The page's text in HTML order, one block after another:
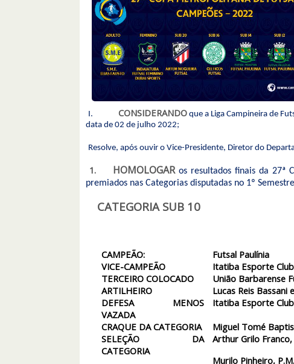
I. CONSIDERANDOque a Liga Campineira de
data de 02 de julho 2022;
Resolve, após ouvir o Vice-Presidente, Diretor do
1. HOMOLOGAR os resultados finais da 27ª
premiados nas Categorias disputadas no 1º
CATEGORIA SUB 10
CAMPEÃO:
Futsal Paulínia
VICE-CAMPEÃO
Itatiba Esporte
TERCEIRO COLOCADO
União Barbarense
ARTILHEIRO
Lucas Reis Bassani
DEFESA MENOS
VAZADA
Itatiba Esporte
CRAQUE DA CATEGORIA
Miguel Tomé
SELEÇÃO DA
CATEGORIA
Arthur Grilo
Murilo Pinheiro,